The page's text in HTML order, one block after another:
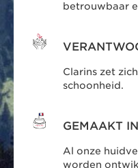
betrouwbaar
Clarins zet
schoonheid.
GEMAAKT
Al onze
worden